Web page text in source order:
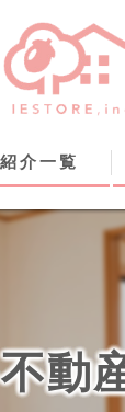
介一覧
動